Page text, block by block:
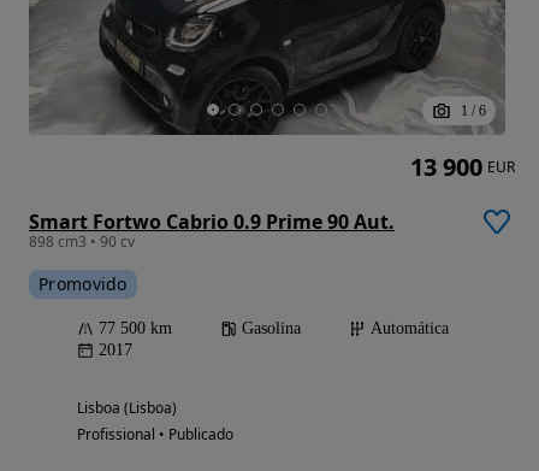
1 / 6
Smart Fortwo Cabrio 0.9 Prime 90 Aut.
898 cm3 • 90 cv
Promovido
77 500 km Gasolina
Automática
2017
Lisboa (Lisboa)
Profissional • Publicado
13 900 EUR